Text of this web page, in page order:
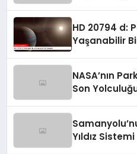
HD 20794 d:
Yaşanabilir
NASA’nın
Son
Yıldız